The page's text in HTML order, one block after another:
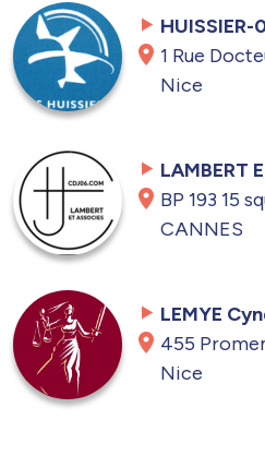
HUISSIER-
1 Rue
Nice
LAMBERT
BP 193 15
CANNES
LEMYE
455
Nice